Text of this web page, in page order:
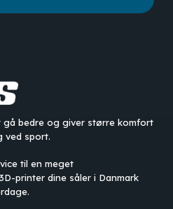
gå bedre og giver større komfort
ved sport.
til en meget
printer dine såler i Danmark